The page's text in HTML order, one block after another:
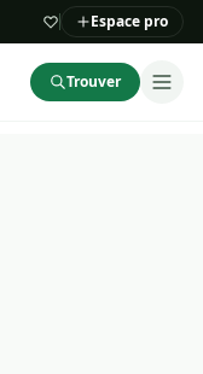
Espace pro
Trouver